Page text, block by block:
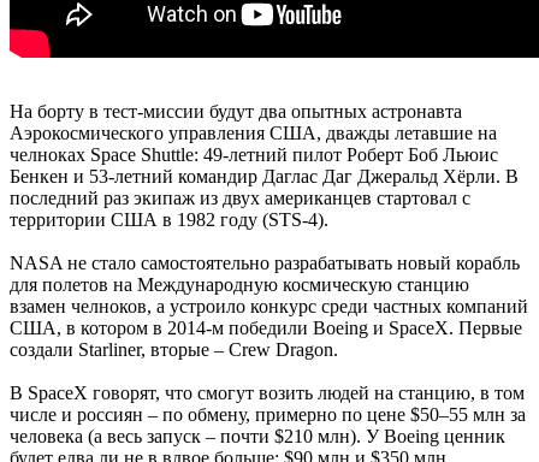
На борту в тест-миссии будут два опытных астронавта
Аэрокосмического управления США, дважды летавшие на
челноках Space Shuttle: 49-летний пилот Роберт Боб Льюис
Бенкен и 53-летний командир Даглас Даг Джеральд Хёрли. В
последний раз экипаж из двух американцев стартовал с
территории США в 1982 году (STS-4).
NASA не стало самостоятельно разрабатывать новый корабль
для полетов на Международную космическую станцию
взамен челноков, а устроило конкурс среди частных компаний
США, в котором в 2014-м победили Boeing и SpaceX. Первые
создали Starliner, вторые – Сrew Dragon.
В SpaceX говорят, что смогут возить людей на станцию, в том
числе и россиян – по обмену, примерно по цене $50–55 млн за
человека (а весь запуск – почти $210 млн). У Boeing ценник
будет едва ли не в вдвое больше: $90 млн и $350 млн